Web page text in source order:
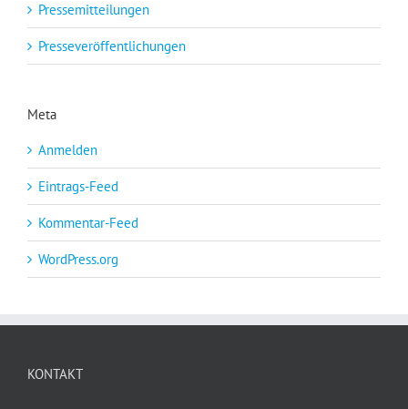
Pressemitteilungen
Presseveröffentlichungen
Meta
Anmelden
Eintrags-Feed
Kommentar-Feed
WordPress.org
KONTAKT